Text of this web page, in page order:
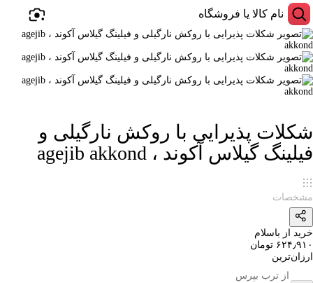
شکلات پذیرایی با روکش نارگیلی و
فیلینگ گیلاس آکوند ، agejib akkond
مشخصات
خرید از باسلام
۶۲۴٫۹۱۰ تومان
ارزان‌ترین